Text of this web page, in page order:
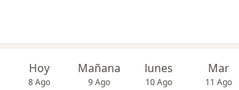
Hoy
8 Ago
Mañana
9 Ago
lunes
10 Ago
Mar
11 Ago